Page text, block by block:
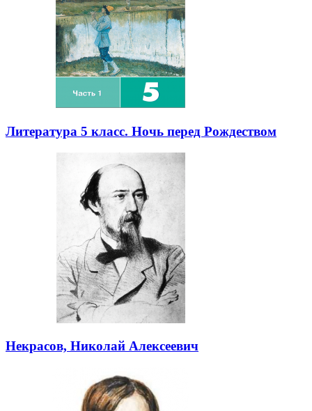
Литература 5 класс. Ночь перед Рождеством
Некрасов, Николай Алексеевич